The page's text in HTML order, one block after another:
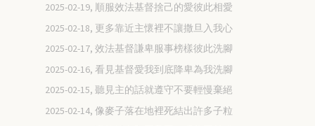
2025-02-19, 順服效法基督捨己的愛彼此相愛
2025-02-18, 更多靠近主懷裡不讓撒旦入我心
2025-02-17, 效法基督謙卑服事榜樣彼此洗腳
2025-02-16, 看見基督愛我到底降卑為我洗腳
2025-02-15, 聽見主的話就遵守不要輕慢棄絕
2025-02-14, 像麥子落在地裡死結出許多子粒